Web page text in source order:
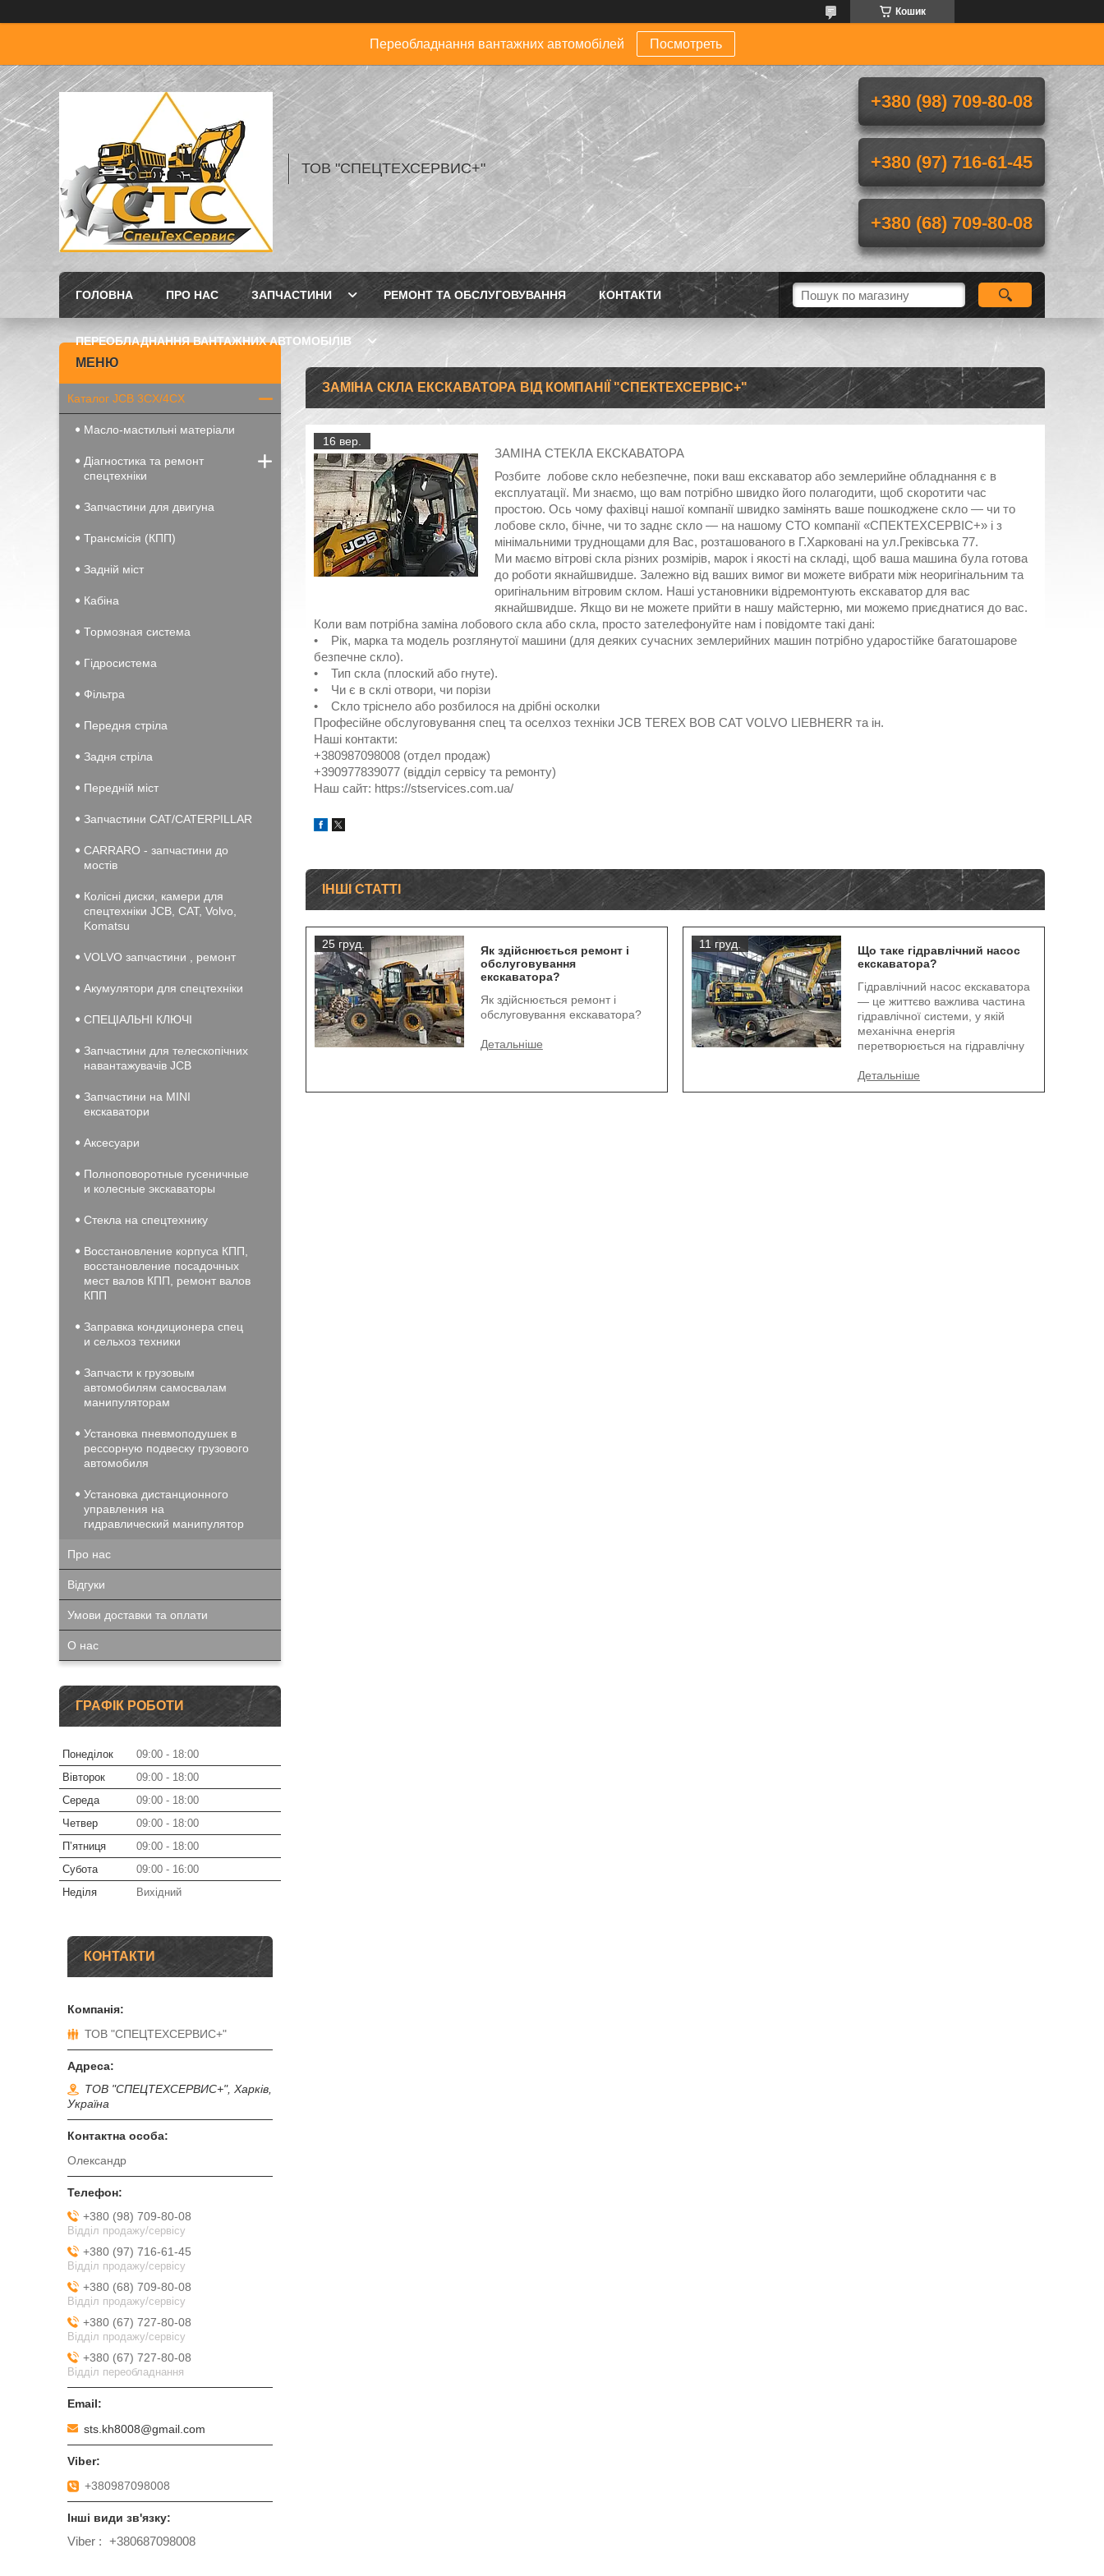
Кошик
Переобладнання вантажних автомобілей Посмотреть
ТОВ "СПЕЦТЕХСЕРВИС+"
+380 (98) 709-80-08
+380 (97) 716-61-45
+380 (68) 709-80-08
ГОЛОВНА ПРО НАС ЗАПЧАСТИНИ РЕМОНТ ТА ОБСЛУГОВУВАННЯ КОНТАКТИ
ПЕРЕОБЛАДНАННЯ ВАНТАЖНИХ АВТОМОБІЛІВ
ЗАМІНА СКЛА ЕКСКАВАТОРА ВІД КОМПАНІЇ "СПЕКТЕХСЕРВІС+"
16 вер.
ЗАМІНА СТЕКЛА ЕКСКАВАТОРА
Розбите лобове скло небезпечне, поки ваш екскаватор або землерийне обладнання є в
експлуатації. Ми знаємо, що вам потрібно швидко його полагодити, щоб скоротити час
простою. Ось чому фахівці нашої компанії швидко замінять ваше пошкоджене скло — чи то
лобове скло, бічне, чи то заднє скло — на нашому СТО компанії «СПЕКТЕХСЕРВІС+» і з
мінімальними труднощами для Вас, розташованого в Г.Харковані на ул.Греківська 77.
Ми маємо вітрові скла різних розмірів, марок і якості на складі, щоб ваша машина була готова
до роботи якнайшвидше. Залежно від ваших вимог ви можете вибрати між неоригінальним та
оригінальним вітровим склом. Наші установники відремонтують екскаватор для вас
якнайшвидше. Якщо ви не можете прийти в нашу майстерню, ми можемо приєднатися до вас.
Коли вам потрібна заміна лобового скла або скла, просто зателефонуйте нам і повідомте такі дані:
• Рік, марка та модель розглянутої машини (для деяких сучасних землерийних машин потрібно ударостійке багатошарове
безпечне скло).
• Тип скла (плоский або гнуте).
• Чи є в склі отвори, чи порізи
• Скло тріснело або розбилося на дрібні осколки
Професійне обслуговування спец та оселхоз техніки JCB TEREX BOB CAT VOLVO LIEBHERR та ін.
Наші контакти:
+380987098008 (отдел продаж)
+390977839077 (відділ сервісу та ремонту)
Наш сайт: https://stservices.com.ua/
ІНШІ СТАТТІ
25 груд.
Як здійснюється ремонт і
обслуговування
екскаватора?
Як здійснюється ремонт і
обслуговування екскаватора?
11 груд.
Що таке гідравлічний насос
екскаватора?
Гідравлічний насос екскаватора
— це життєво важлива частина
гідравлічної системи, у якій
механічна енергія
перетворюється на гідравлічну
Каталог JCB 3CX/4CX
Масло-мастильні матеріали
Діагностика та ремонт
спецтехніки
Запчастини для двигуна
Трансмісія (КПП)
Задній міст
Кабіна
Тормозная система
Гідросистема
Фільтра
Передня стріла
Задня стріла
Передній міст
Запчастини CAT/CATERPILLAR
CARRARO - запчастини до
мостів
Колісні диски, камери для
спецтехніки JCB, CAT, Volvo,
Komatsu
VOLVO запчастини , ремонт
Акумулятори для спецтехніки
СПЕЦІАЛЬНІ КЛЮЧІ
Запчастини для телескопічних
навантажувачів JCB
Запчастини на MINI
екскаватори
Аксесуари
Полноповоротные гусеничные
и колесные экскаваторы
Стекла на спецтехнику
Восстановление корпуса КПП,
восстановление посадочных
мест валов КПП, ремонт валов
КПП
Заправка кондиционера спец
и сельхоз техники
Запчасти к грузовым
автомобилям самосвалам
манипуляторам
Установка пневмоподушек в
рессорную подвеску грузового
автомобиля
Установка дистанционного
управления на
гидравлический манипулятор
Про нас
Відгуки
Умови доставки та оплати
О нас
ГРАФІК РОБОТИ
Понеділок 09:00
18:00
Вівторок
09:00
18:00
Середа
09:00
18:00
Четвер
09:00
18:00
Пʼятниця
09:00
18:00
Субота
09:00
16:00
Неділя
Вихідний
КОНТАКТИ
ТОВ "СПЕЦТЕХСЕРВИС+"
ТОВ "СПЕЦТЕХСЕРВИС+", Харків,
Україна
Олександр
+380 (98) 709-80-08
Відділ продажу/сервісу
+380 (97) 716-61-45
Відділ продажу/сервісу
+380 (68) 709-80-08
Відділ продажу/сервісу
+380 (67) 727-80-08
Відділ продажу/сервісу
+380 (67) 727-80-08
Відділ переобладнання
sts.kh8008@gmail.com
+380987098008
Viber +380687098008